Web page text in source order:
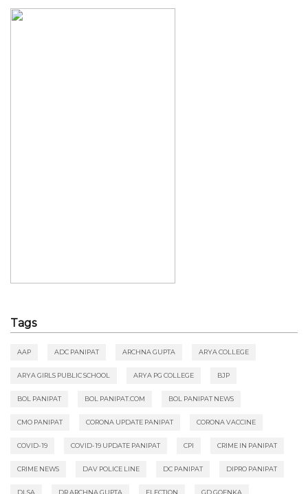
Tags
AAP ADC PANIPAT ARCHNA GUPTA ARYA COLLEGE
ARYA GIRLS PUBLIC SCHOOL ARYA PG COLLEGE BJP
BOL PANIPAT BOL PANIPAT.COM BOL PANIPAT NEWS
CMO PANIPAT CORONA UPDATE PANIPAT CORONA VACCINE
COVID-19 COVID-19 UPDATE PANIPAT CPI CRIME IN PANIPAT
CRIME NEWS DAV POLICE LINE DC PANIPAT DIPRO PANIPAT
DLSA DR ARCHNA GUPTA ELECTION GD GOENKA